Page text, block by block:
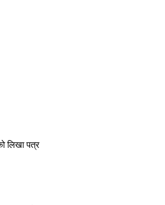
लिखा पत्र